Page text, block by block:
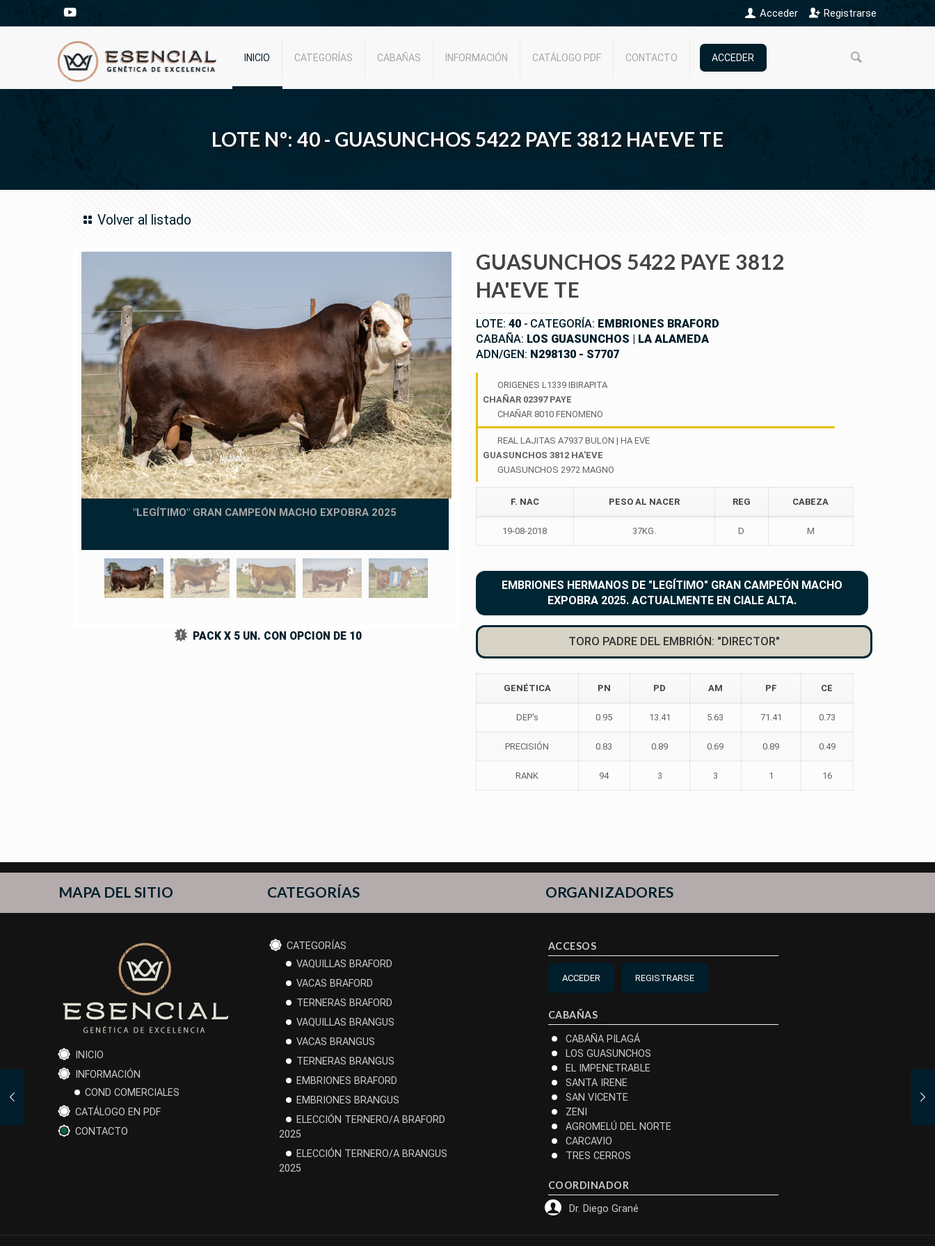
Acceder Registrarse
INICIO CATEGORÍAS CABAÑAS INFORMACIÓN CATÁLOGO PDF CONTACTO ACCEDER
LOTE Nº: 40 - GUASUNCHOS 5422 PAYE 3812 HA'EVE TE
Volver al listado
"LEGÍTIMO" GRAN CAMPEÓN MACHO EXPOBRA 2025
GUASUNCHOS 5422 PAYÉ 3812 HA´EVE
TE
PACK X 5 UN. CON OPCION DE 10
GUASUNCHOS 5422 PAYE 3812
HA'EVE TE
LOTE: 40- CATEGORÍA: EMBRIONES BRAFORD
CABAÑA: LOS GUASUNCHOS | LA ALAMEDA
ADN/GEN: N298130 - S7707
ORIGENES L1339 IBIRAPITA
CHAÑAR 02397 PAYE
CHAÑAR 8010 FENOMENO
REAL LAJITAS A7937 BULON | HA EVE
GUASUNCHOS 3812 HA'EVE
GUASUNCHOS 2972 MAGNO
F. NAC PESO AL NACER REG CABEZA
19-08-2018 37KG. D M
EMBRIONES HERMANOS DE "LEGÍTIMO" GRAN CAMPEÓN MACHO
EXPOBRA 2025. ACTUALMENTE EN CIALE ALTA.
TORO PADRE DEL EMBRIÓN: "DIRECTOR"
GENÉTICA PN PD AM PF CE
DEP's 0.95 13.41 5.63 71.41 0.73
PRECISIÓN 0.83 0.89 0.69 0.89 0.49
RANK 94 3 3 1 16
MAPA DEL SITIO
INICIO
INFORMACIÓN
COND COMERCIALES
CATÁLOGO EN PDF
CONTACTO
CATEGORÍAS
CATEGORÍAS
VAQUILLAS BRAFORD
VACAS BRAFORD
TERNERAS BRAFORD
VAQUILLAS BRANGUS
VACAS BRANGUS
TERNERAS BRANGUS
EMBRIONES BRAFORD
EMBRIONES BRANGUS
ELECCIÓN TERNERO/A BRAFORD
2025
ELECCIÓN TERNERO/A BRANGUS
2025
ORGANIZADORES
ACCESOS
ACCEDER REGISTRARSE
CABAÑAS
CABAÑA PILAGÁ
LOS GUASUNCHOS
EL IMPENETRABLE
SANTA IRENE
SAN VICENTE
ZENI
AGROMELÚ DEL NORTE
CARCAVIO
TRES CERROS
COORDINADOR
Dr. Diego Grané